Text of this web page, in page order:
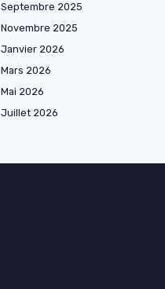
Septembre 2025
Novembre 2025
Janvier 2026
Mars 2026
Mai 2026
Juillet 2026